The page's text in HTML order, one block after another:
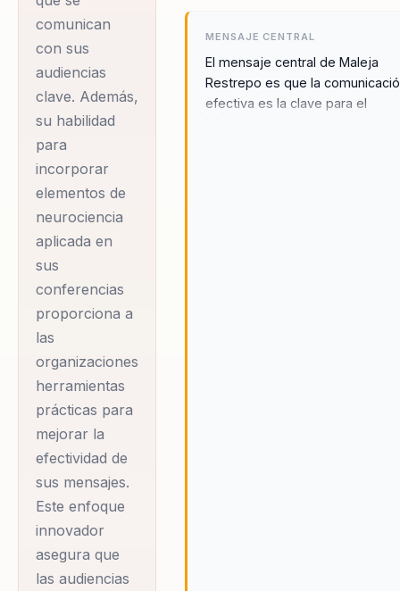
comunican
con sus
audiencias
clave. Además,
su habilidad
para
incorporar
elementos de
neurociencia
aplicada en
sus
conferencias
proporciona a
las
organizaciones
herramientas
prácticas para
mejorar la
efectividad de
sus mensajes.
Este enfoque
innovador
asegura que
las audiencias
MENSAJE CENTRAL
El mensaje central de Maleja
Restrepo es que la
efectiva es la clave para el